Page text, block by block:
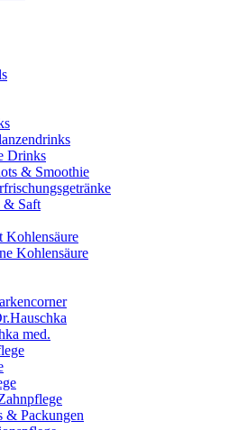
Drinks
& Smoothie
& Saft
Kohlensäure
Kohlensäure
med.
& Packungen